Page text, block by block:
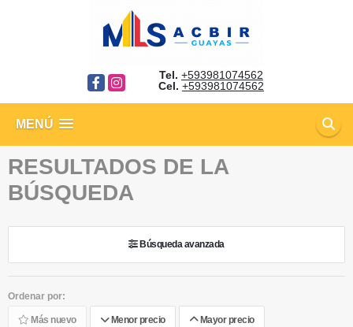
FacebookInstagram
Tel. +593981074562
Cel. +593981074562
MENÚ
RESULTADOS DE LA
BÚSQUEDA
Búsqueda avanzada
Ordenar por:
Más nuevo Menor precio Mayor precio